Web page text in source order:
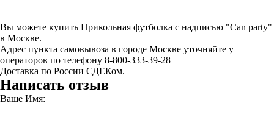
Вы можете купить Прикольная футболка с надписью "Can party"
в Москве.
Адрес пункта самовывоза в городе Москве уточняйте у
операторов по телефону 8-800-333-39-28
Доставка по России СДЕКом.
Написать отзыв
Ваше Имя: